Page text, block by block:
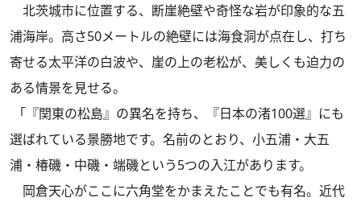
北茨城市に位置する、断崖絶壁や奇怪な岩が印象的な五
浦海岸。高さ50メートルの絶壁には海食洞が点在し、打ち
寄せる太平洋の白波や、崖の上の老松が、美しくも迫力の
ある情景を見せる。
「『関東の松島』の異名を持ち、『日本の渚100選』にも
選ばれている景勝地です。名前のとおり、小五浦・大五
浦・椿磯・中磯・端磯という5つの入江があります。
岡倉天心がここに六角堂をかまえたことでも有名。近代